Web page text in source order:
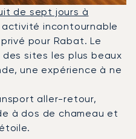
de sept jours à
incontournable
pour Rabat. Le
sites les plus beaux
une expérience à ne
aller-retour,
à dos de chameau et